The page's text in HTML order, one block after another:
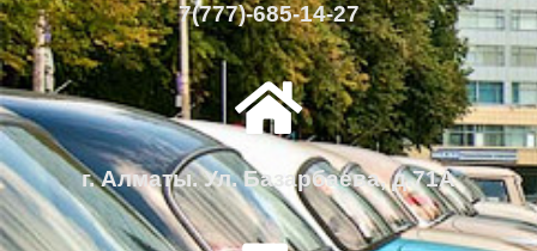
7(777)-685-14-27
г. Алматы. Ул. Базарбаева, д.71А